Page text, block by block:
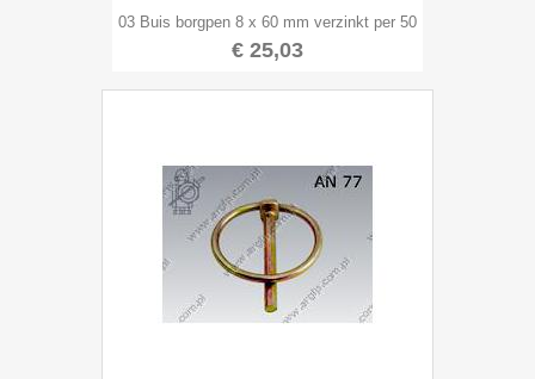
03 Buis borgpen 8 x 60 mm verzinkt per 50
€ 25,03